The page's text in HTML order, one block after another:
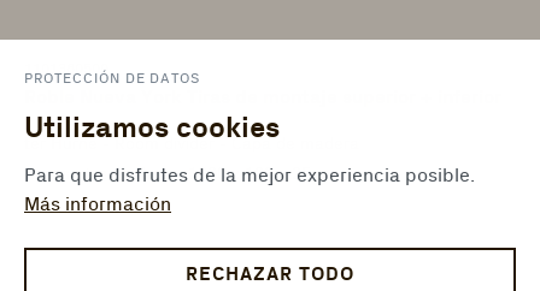
1101360500
ter Hürne - Room divider - Capa de madera
Accesorios neutros - 1000 x 120 x 25 mm
PROTECCIÓN DE DATOS
Utilizamos cookies
Para que disfrutes de la mejor experiencia posible.
Más información
RECHAZAR TODO